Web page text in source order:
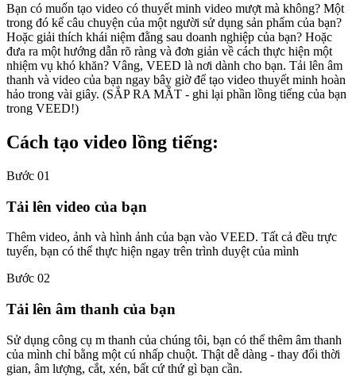
Bạn có muốn tạo video có thuyết minh video mượt mà không? Một
trong đó kể câu chuyện của một người sử dụng sản phẩm của bạn?
Hoặc giải thích khái niệm đằng sau doanh nghiệp của bạn? Hoặc
đưa ra một hướng dẫn rõ ràng và đơn giản về cách thực hiện một
nhiệm vụ khó khăn? Vâng, VEED là nơi dành cho bạn. Tải lên âm
thanh và video của bạn ngay bây giờ để tạo video thuyết minh hoàn
hảo trong vài giây. (SẮP RA MẮT - ghi lại phần lồng tiếng của bạn
trong VEED!)
Cách tạo video lồng tiếng:
Bước 01
Tải lên video của bạn
Thêm video, ảnh và hình ảnh của bạn vào VEED. Tất cả đều trực
tuyến, bạn có thể thực hiện ngay trên trình duyệt của mình
Bước 02
Tải lên âm thanh của bạn
Sử dụng công cụ m thanh của chúng tôi, bạn có thể thêm âm thanh
của mình chỉ bằng một cú nhấp chuột. Thật dễ dàng - thay đổi thời
gian, âm lượng, cắt, xén, bất cứ thứ gì bạn cần.